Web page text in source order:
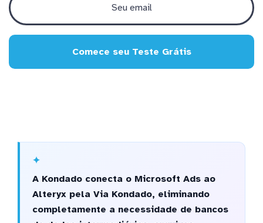
Comece seu Teste Grátis
A Kondado conecta o Microsoft Ads ao
Alteryx pela Via Kondado, eliminando
completamente a necessidade de bancos